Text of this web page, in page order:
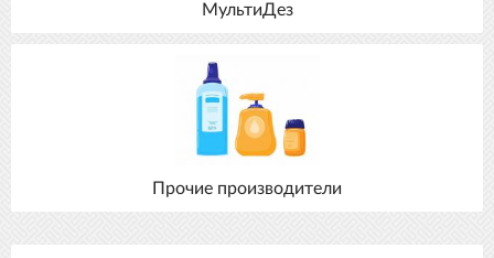
МультиДез
Прочие производители